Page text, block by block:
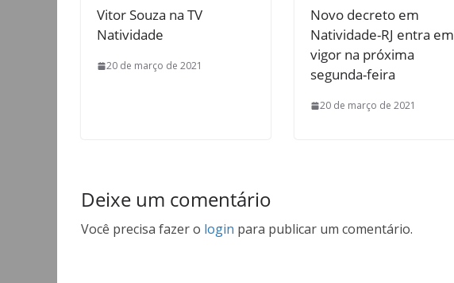
Vitor Souza na TV
Natividade
20 de março de 2021
Novo decreto em
Natividade-RJ entra em
vigor na próxima
segunda-feira
20 de março de 2021
Deixe um comentário
Você precisa fazer o login para publicar um comentário.